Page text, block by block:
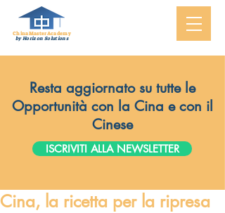
ChinaMasterAcademy
by Horizon Solutions
Resta aggiornato su tutte le
Opportunità con la Cina e con il
Cinese
ISCRIVITI ALLA NEWSLETTER
Cina, la ricetta per la ripresa